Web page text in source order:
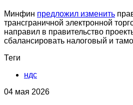
Минфин предложил изменить
трансграничной электронной
направил в правительство
сбалансировать налоговый и
Теги
ндс
04 мая 2026